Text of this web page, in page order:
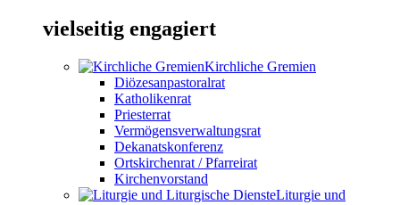
vielseitig engagiert
Kirchliche Gremien
Diözesanpastoralrat
Katholikenrat
Priesterrat
Vermögensverwaltungsrat
Dekanatskonferenz
Ortskirchenrat / Pfarreirat
Kirchenvorstand
Liturgie und